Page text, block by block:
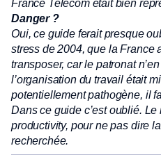
France Telecom était bien
Danger ?
Oui, ce guide ferait presque
stress de 2004, que la France
transposer, car le patronat
l’organisation du travail était
potentiellement pathogène, il
Dans ce guide c’est oublié. Le
productivity, pour ne pas dire
recherchée.